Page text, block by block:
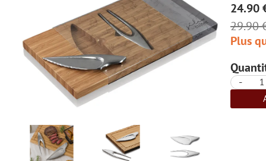
24.90
29.90
Plus
-